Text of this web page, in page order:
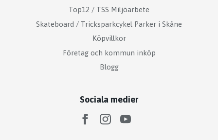
Top12 / TSS Miljöarbete
Skateboard / Tricksparkcykel Parker i Skåne
Köpvillkor
Företag och kommun inköp
Blogg
Sociala medier